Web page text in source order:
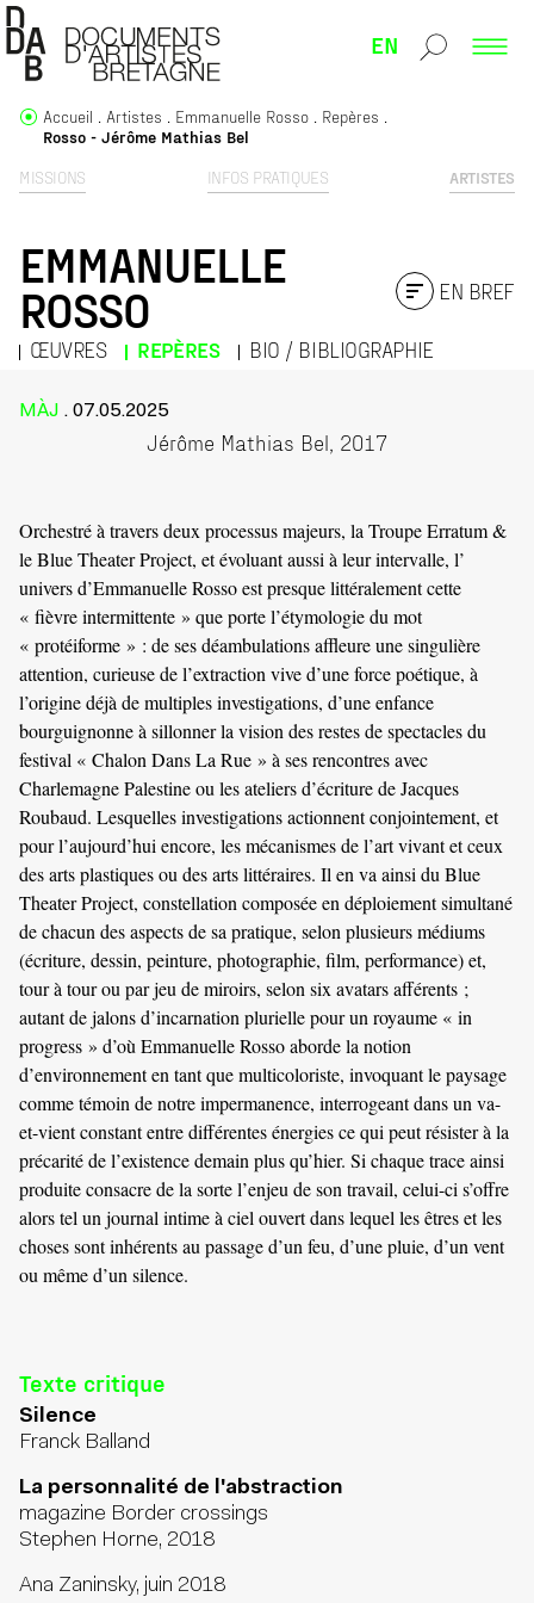
EN
MISSIONS INFOS PRATIQUES ARTISTES
Accueil Artistes Emmanuelle Rosso
Repères
Rosso - Jérôme Mathias Bel
EMMANUELLE
ROSSO
ŒUVRES REPÈRES BIO / BIBLIOGRAPHIE
EN BREF
MÀJ . 07.05.2025
Jérôme Mathias Bel, 2017
Orchestré à travers deux processus majeurs, la Troupe Erratum &
le Blue Theater Project, et évoluant aussi à leur intervalle, l’
univers d’Emmanuelle Rosso est presque littéralement cette
« fièvre intermittente » que porte l’étymologie du mot
« protéiforme » : de ses déambulations affleure une singulière
attention, curieuse de l’extraction vive d’une force poétique, à
l’origine déjà de multiples investigations, d’une enfance
bourguignonne à sillonner la vision des restes de spectacles du
festival « Chalon Dans La Rue » à ses rencontres avec
Charlemagne Palestine ou les ateliers d’écriture de Jacques
Roubaud. Lesquelles investigations actionnent conjointement, et
pour l’aujourd’hui encore, les mécanismes de l’art vivant et ceux
des arts plastiques ou des arts littéraires. Il en va ainsi du Blue
Theater Project, constellation composée en déploiement simultané
de chacun des aspects de sa pratique, selon plusieurs médiums
(écriture, dessin, peinture, photographie, film, performance) et,
tour à tour ou par jeu de miroirs, selon six avatars afférents ;
autant de jalons d’incarnation plurielle pour un royaume « in
progress » d’où Emmanuelle Rosso aborde la notion
d’environnement en tant que multicoloriste, invoquant le paysage
comme témoin de notre impermanence, interrogeant dans un va-
et-vient constant entre différentes énergies ce qui peut résister à la
précarité de l’existence demain plus qu’hier. Si chaque trace ainsi
produite consacre de la sorte l’enjeu de son travail, celui-ci s’offre
alors tel un journal intime à ciel ouvert dans lequel les êtres et les
choses sont inhérents au passage d’un feu, d’une pluie, d’un vent
ou même d’un silence.
Texte critique
Silence
Franck Balland
La personnalité de l'abstraction
magazine Border crossings
Stephen Horne, 2018
Ana Zaninsky, juin 2018